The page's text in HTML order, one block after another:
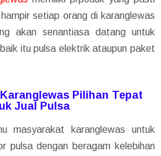
setiap orang di karanglewas
akan senantiasa datang untuk
itu pulsa elektrik ataupun paket
Pilihan Tepat
Jual Pulsa
masyarakat karanglewas untuk
pulsa dengan beragam kelebihan